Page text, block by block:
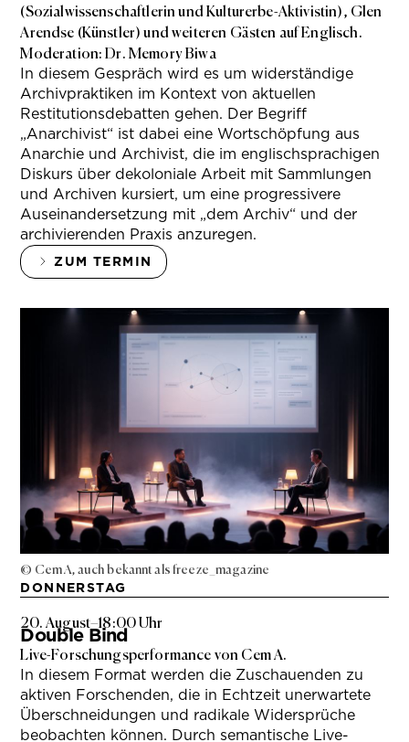
(Sozialwissenschaftlerin und Kulturerbe-Aktivistin), Glen
Arendse (Künstler) und weiteren Gästen auf Englisch.
Moderation: Dr. Memory Biwa
In diesem Gespräch wird es um widerständige
Archivpraktiken im Kontext von aktuellen
Restitutionsdebatten gehen. Der Begriff
„Anarchivist“ ist dabei eine Wortschöpfung aus
Anarchie und Archivist, die im englischsprachigen
Diskurs über dekoloniale Arbeit mit Sammlungen
und Archiven kursiert, um eine progressivere
Auseinandersetzung mit „dem Archiv“ und der
archivierenden Praxis anzuregen.
ZUM TERMIN
© Cem A, auch bekannt als freeze_magazine
DONNERSTAG
20. August–18:00 Uhr
Double Bind
Live-Forschungsperformance von Cem A.
In diesem Format werden die Zuschauenden zu
aktiven Forschenden, die in Echtzeit unerwartete
Überschneidungen und radikale Widersprüche
beobachten können. Durch semantische Live-